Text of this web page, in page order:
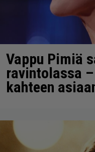
Vappu Pimiä
ravintolassa
kahteen